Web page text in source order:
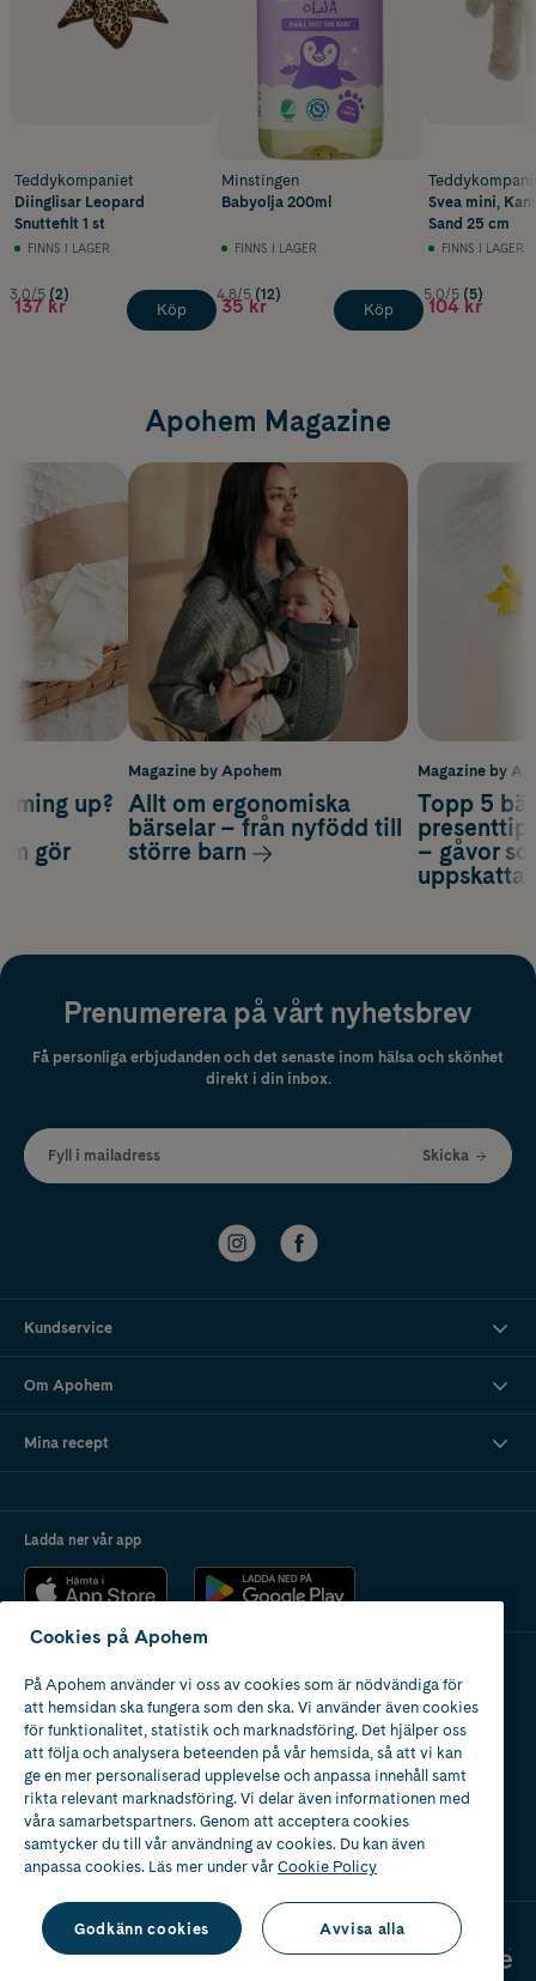
Teddykompaniet
Diinglisar Leopard
Snuttefilt 1 st
FINNS I LAGER
3.0/5 (2)
137 kr Köp
Minstingen
Babyolja 200ml
FINNS I LAGER
4.8/5 (12)
35 kr Köp
Svea mini,
Sand 25 cm
FINNS I LAGER
5.0/5 (5)
104 kr
Apohem Magazine
Magazine by
Topp 5
– gåvor
up?
gör
Magazine by Apohem
Allt om ergonomiska
bärselar – från nyfödd till
större barn
Prenumerera på vårt nyhetsbrev
Få personliga erbjudanden och det senaste inom hälsa och skönhet
direkt i din inbox.
Fyll i mailadress Skicka
Kundservice
Om Apohem
Mina recept
Ladda ner vår app
Apotek med tillstånd
av Läkemedelsverket
Cookies på Apohem
På Apohem använder vi oss av cookies som är nödvändiga för
att hemsidan ska fungera som den ska. Vi använder även cookies
för funktionalitet, statistik och marknadsföring. Det hjälper oss
att följa och analysera beteenden på vår hemsida, så att vi kan
ge en mer personaliserad upplevelse och anpassa innehåll samt
rikta relevant marknadsföring. Vi delar även informationen med
våra samarbetspartners. Genom att acceptera cookies
samtycker du till vår användning av cookies. Du kan även
anpassa cookies. Läs mer under vårCookie Policy
Godkänn cookies Avvisa alla